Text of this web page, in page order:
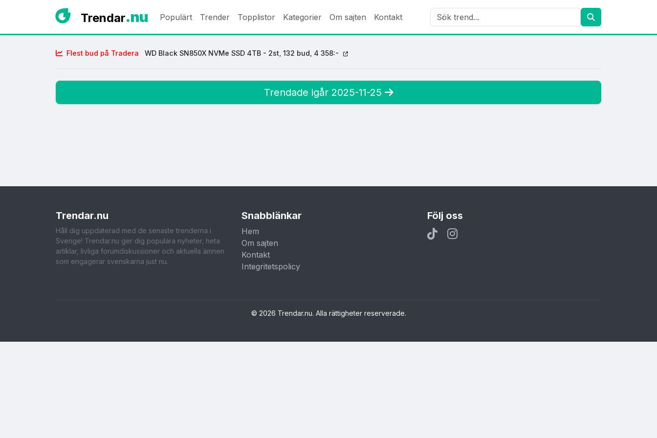
Trendar.nu Populärt Trender Topplistor Kategorier Om sajten Kontakt
Flest bud på Tradera WD Black SN850X NVMe SSD 4TB - 2st, 132 bud, 4 358:-
Trendade igår 2025-11-25
Trendar.nu
Håll dig uppdaterad med de senaste trenderna i
Sverige! Trendar.nu ger dig populära nyheter, heta
artiklar, livliga forumdiskussioner och aktuella ämnen
som engagerar svenskarna just nu.
Snabblänkar
Hem
Om sajten
Kontakt
Integritetspolicy
Följ oss
© 2026 Trendar.nu. Alla rättigheter reserverade.